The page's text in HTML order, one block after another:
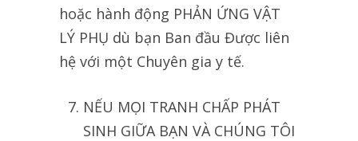
hoặc hành động PHẢN ỨNG VẬT
LÝ PHỤ dù bạn Ban đầu Được liên
hệ với một Chuyên gia y tế.
NẾU MỌI TRANH CHẤP PHÁT
SINH GIỮA BẠN VÀ CHÚNG TÔI